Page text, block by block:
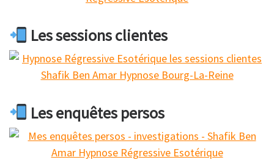
Les sessions clientes
Les enquêtes persos